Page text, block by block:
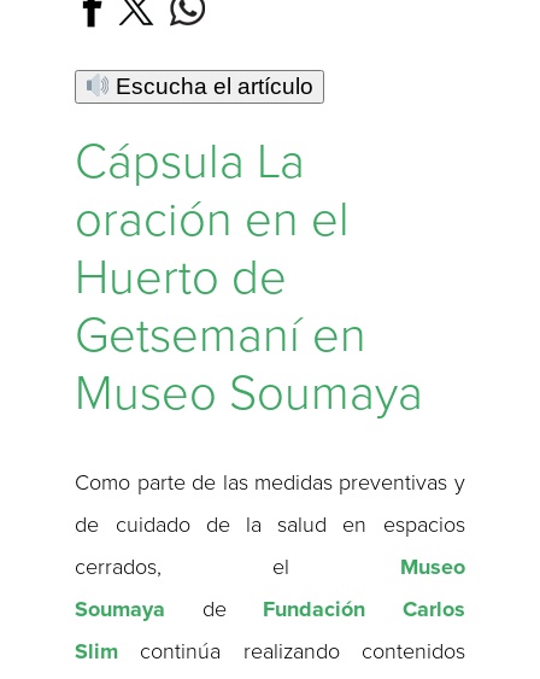
Escucha el artículo
Cápsula La
oración en el
Huerto de
Getsemaní en
Museo Soumaya
Como parte de las medidas preventivas y
de cuidado de la salud en espacios
cerrados, el Museo
Soumaya de Fundación Carlos
Slim continúa realizando contenidos